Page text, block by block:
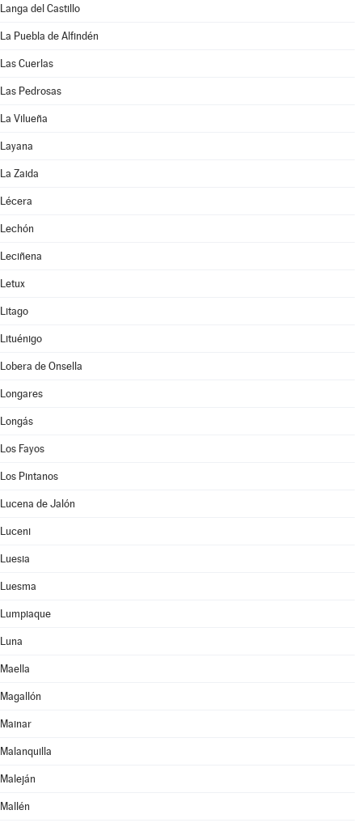
Langa del Castillo
La Puebla de Alfindén
Las Cuerlas
Las Pedrosas
La Vilueña
Layana
La Zaida
Lécera
Lechón
Leciñena
Letux
Litago
Lituénigo
Lobera de Onsella
Longares
Longás
Los Fayos
Los Pintanos
Lucena de Jalón
Luceni
Luesia
Luesma
Lumpiaque
Luna
Maella
Magallón
Mainar
Malanquilla
Maleján
Mallén